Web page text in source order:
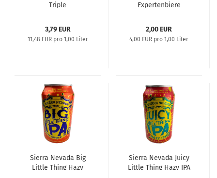
Triple
3,79 EUR
11,48 EUR pro 1,00 Liter
Expertenbiere
2,00 EUR
4,00 EUR pro 1,00 Liter
Sierra Nevada Big
Little Thing Hazy
Sierra Nevada Juicy
Little Thing Hazy IPA